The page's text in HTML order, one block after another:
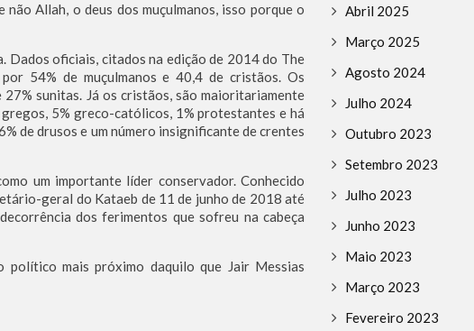
Allah, o deus dos muçulmanos, isso porque o
Dados oficiais, citados na edição de 2014 do The
54% de muçulmanos e 40,4 de cristãos. Os
sunitas. Já os cristãos, são maioritariamente
5% greco-católicos, 1% protestantes e há
de drusos e um número insignificante de crentes
um importante líder conservador. Conhecido
geral do Kataeb de 11 de junho de 2018 até
dos ferimentos que sofreu na cabeça
mais próximo daquilo que Jair Messias
Abril 2025
Março 2025
Agosto 2024
Julho 2024
Outubro 2023
Setembro 2023
Julho 2023
Junho 2023
Maio 2023
Março 2023
Fevereiro 2023